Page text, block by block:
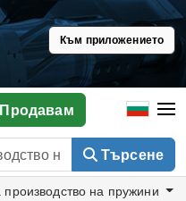
Към приложението
Търсене
Продавам
на пружини